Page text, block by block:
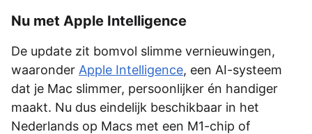
Nu met Apple Intelligence
De update zit bomvol slimme vernieuwingen,
waaronder Apple Intelligence, een AI-systeem
dat je Mac slimmer, persoonlijker én handiger
maakt. Nu dus eindelijk beschikbaar in het
Nederlands op Macs met een M1-chip of